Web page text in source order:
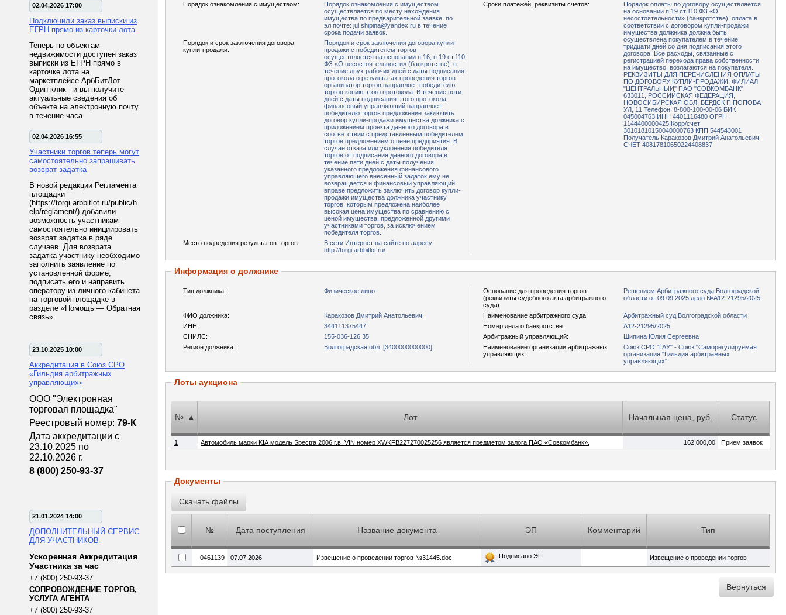
02.04.2026 17:00
Подключили заказ выписки из
ЕГРН прямо из карточки лота
Теперь по объектам
недвижимости доступен заказ
выписки из ЕГРН прямо в
карточке лота на
маркетплейсе АрбБитЛот
Один клик - и вы получите
актуальные сведения об
объекте на электронную почту
в течение часа.
02.04.2026 16:55
Участники торгов теперь могут
самостоятельно запрашивать
возврат задатка
В новой редакции Регламента
площадки
(https://torgi.arbbitlot.ru/public/h
elp/reglament/) добавили
возможность участникам
самостоятельно инициировать
возврат задатка в ряде
случаев. Для возврата
задатка участнику необходимо
заполнить заявление по
установленной форме,
подписать его и направить
оператору из личного кабинета
на торговой площадке в
разделе «Помощь — Обратная
связь».
23.10.2025 10:00
Аккредитация в Союз СРО
«Гильдия арбитражных
управляющих»
ООО "Электронная
торговая площадка"
Реестровый номер: 79-К
Дата аккредитации с
23.10.2025 по
22.10.2026 г.
8 (800) 250-93-37
21.01.2024 14:00
ДОПОЛНИТЕЛЬНЫЙ СЕРВИС
ДЛЯ УЧАСТНИКОВ
Ускоренная Аккредитация
Участника за час
+7 (800) 250-93-37
СОПРОВОЖДЕНИЕ ТОРГОВ,
УСЛУГА АГЕНТА
+7 (800) 250-93-37
Порядок ознакомления с имуществом:
Порядок ознакомления с имуществом
осуществляется по месту нахождения
имущества по предварительной заявке: по
эл.почте: jul.shipina@yandex.ru в течение
срока подачи заявок.
Сроки платежей, реквизиты счетов:
Порядок оплаты по договору осуществляется
на основании п.19 ст.110 ФЗ «О
несостоятельности» (банкротстве): оплата в
соответствии с договором купли-продажи
имущества должника должна быть
осуществлена покупателем в течение
тридцати дней со дня подписания этого
договора. Все расходы, связанные с
регистрацией перехода права собственности
на имущество, возлагаются на покупателя.
РЕКВИЗИТЫ ДЛЯ ПЕРЕЧИСЛЕНИЯ ОПЛАТЫ
ПО ДОГОВОРУ КУПЛИ-ПРОДАЖИ: ФИЛИАЛ
"ЦЕНТРАЛЬНЫЙ" ПАО "СОВКОМБАНК"
633011, РОССИЙСКАЯ ФЕДЕРАЦИЯ,
НОВОСИБИРСКАЯ ОБЛ, БЕРДСК Г, ПОПОВА
УЛ, 11 Телефон: 8-800-100-00-06 БИК
045004763 ИНН 4401116480 ОГРН
1144400000425 Корр/счет
30101810150040000763 КПП 544543001
Получатель Каракозов Дмитрий Анатольевич
СЧЕТ 40817810650224408837
Порядок и срок заключения договора
купли-продажи:
Порядок и срок заключения договора купли-
продажи с победителем торгов
осуществляется на основании п.16, п.19 ст.110
ФЗ «О несостоятельности» (банкротстве): в
течение двух рабочих дней с даты подписания
протокола о результатах проведения торгов
организатор торгов направляет победителю
торгов копию этого протокола. В течение пяти
дней с даты подписания этого протокола
финансовый управляющий направляет
победителю торгов предложение заключить
договор купли-продажи имущества должника с
приложением проекта данного договора в
соответствии с представленным победителем
торгов предложением о цене предприятия. В
случае отказа или уклонения победителя
торгов от подписания данного договора в
течение пяти дней с даты получения
указанного предложения финансового
управляющего внесенный задаток ему не
возвращается и финансовый управляющий
вправе предложить заключить договор купли-
продажи имущества должника участнику
торгов, которым предложена наиболее
высокая цена имущества по сравнению с
ценой имущества, предложенной другими
участниками торгов, за исключением
победителя торгов.
Место подведения результатов торгов:
В сети Интернет на сайте по адресу
http://torgi.arbbitlot.ru/
Информация о должнике
Тип должника: Физическое лицо
Основание для проведения торгов
(реквизиты судебного акта арбитражного
суда):
Решением Арбитражного суда Волгоградской
области от 09.09.2025 дело №А12-21295/2025
ФИО должника: Каракозов Дмитрий Анатольевич Наименование арбитражного суда:
Арбитражный суд Волгоградской области
ИНН:
344111375447 Номер дела о банкротстве:
А12-21295/2025
СНИЛС:
155-036-126 35 Арбитражный управляющий:
Шипина Юлия Сергеевна
Регион должника:
Волгоградская обл. [3400000000000]
Наименование организации арбитражных
управляющих:
Союз СРО "ГАУ" - Союз "Саморегулируемая
организация "Гильдия арбитражных
управляющих"
Лоты аукциона
№ ▲ Лот Начальная цена, руб. Статус
1 Автомобиль марки KIA модель Spectra 2006 г.в. VIN номер XWKFB227270025256 является предметом залога ПАО «Совкомбанк». 162 000,00 Прием заявок
Документы
№ Дата поступления Название документа ЭП Комментарий Тип
0461139 07.07.2026 Извещение о проведении торгов №31445.doc Подписано ЭП Извещение о проведении торгов